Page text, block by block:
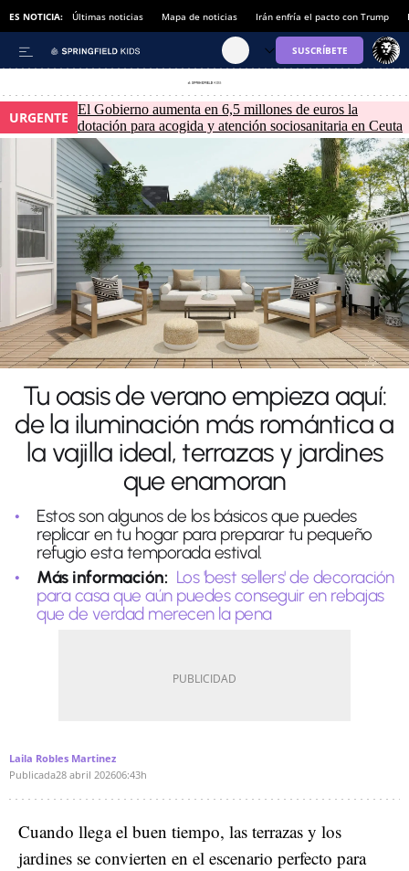
ES NOTICIA: Últimas noticias Mapa de noticias Irán enfría el pacto con Trump
URGENTE
El Gobierno aumenta en 6,5 millones de euros la
dotación para acogida y atención sociosanitaria en Ceuta
Tu oasis de verano empieza aquí:
de la iluminación más romántica a
la vajilla ideal, terrazas y jardines
que enamoran
Estos son algunos de los básicos que puedes
replicar en tu hogar para preparar tu pequeño
refugio esta temporada estival.
Más información: Los 'best sellers' de decoración
para casa que aún puedes conseguir en rebajas
que de verdad merecen la pena
Laila Robles Martinez
Publicada28 abril 202606:43h
Cuando llega el buen tiempo, las terrazas y los
jardines se convierten en el escenario perfecto para